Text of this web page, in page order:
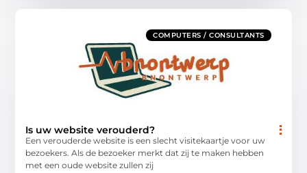
COMPUTERS / CONSULTANTS
Is uw website verouderd?
Een verouderde website is een slecht visitekaartje voor uw
bezoekers. Als de bezoeker merkt dat zij te maken hebben
met een oude website zullen zij